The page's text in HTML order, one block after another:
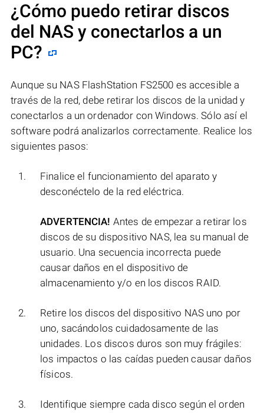
¿Cómo puedo retirar discos
del NAS y conectarlos a un
PC?
Aunque su NAS FlashStation FS2500 es accesible a
través de la red, debe retirar los discos de la unidad y
conectarlos a un ordenador con Windows. Sólo así el
software podrá analizarlos correctamente. Realice los
siguientes pasos:
Finalice el funcionamiento del aparato y
desconéctelo de la red eléctrica.
ADVERTENCIA! Antes de empezar a retirar los
discos de su dispositivo NAS, lea su manual de
usuario. Una secuencia incorrecta puede
causar daños en el dispositivo de
almacenamiento y/o en los discos RAID.
Retire los discos del dispositivo NAS uno por
uno, sacándolos cuidadosamente de las
unidades. Los discos duros son muy frágiles:
los impactos o las caídas pueden causar daños
físicos.
Identifique siempre cada disco según el orden